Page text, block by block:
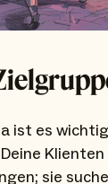
ist es
sie